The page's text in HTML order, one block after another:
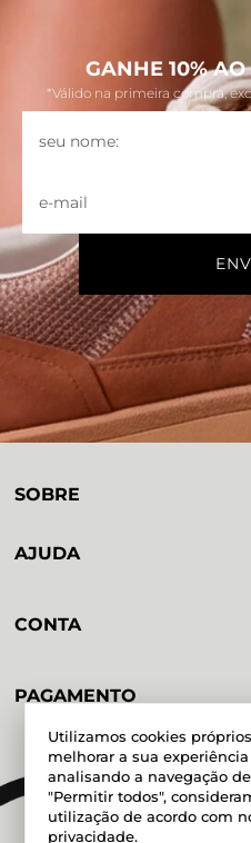
Utilizamos cookies
melhorar a sua
analisando a navegação
"Permitir todos",
utilização de acordo com
privacidade.
GANHE 10%
*Válido na primeira compra,
SOBRE
AJUDA
CONTA
PAGAMENTO